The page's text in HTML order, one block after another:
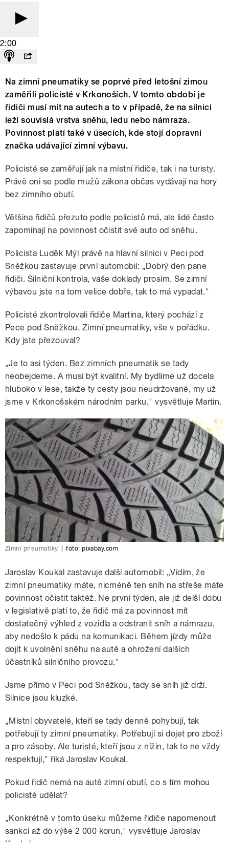
2:00
Na zimní pneumatiky se poprvé před letošní zimou
zaměřili policisté v Krkonoších. V tomto období je
řidiči musí mít na autech a to v případě, že na silnici
leží souvislá vrstva sněhu, ledu nebo námraza.
Povinnost platí také v úsecích, kde stojí dopravní
značka udávající zimní výbavu.
Policisté se zaměřují jak na místní řidiče, tak i na turisty.
Právě oni se podle mužů zákona občas vydávají na hory
bez zimního obutí.
Většina řidičů přezuto podle policistů má, ale lidé často
zapomínají na povinnost očistit své auto od sněhu.
Policista Luděk Mýl právě na hlavní silnici v Peci pod
Sněžkou zastavuje první automobil: „Dobrý den pane
řidiči. Silniční kontrola, vaše doklady prosím. Se zimní
výbavou jste na tom velice dobře, tak to má vypadat."
Policisté zkontrolovali řidiče Martina, který pochází z
Pece pod Sněžkou. Zimní pneumatiky, vše v pořádku.
Kdy jste přezouval?
„Je to asi týden. Bez zimních pneumatik se tady
neobejdeme. A musí být kvalitní. My bydlíme už docela
hluboko v lese, takže ty cesty jsou neudržované, my už
jsme v Krkonošském národním parku," vysvětluje Martin.
Zimní pneumatiky foto: pixabay.com
Jaroslav Koukal zastavuje další automobil: „Vidím, že
zimní pneumatiky máte, nicméně ten sníh na střeše máte
povinnost očistit taktéž. Ne první týden, ale již delší dobu
v legislativě platí to, že řidič má za povinnost mít
dostatečný výhled z vozidla a odstranit sníh a námrazu,
aby nedošlo k pádu na komunikaci. Během jízdy může
dojít k uvolnění sněhu na autě a ohrožení dalších
účastníků silničního provozu."
Jsme přímo v Peci pod Sněžkou, tady se sníh již drží.
Silnice jsou kluzké.
„Místní obyvatelé, kteří se tady denně pohybují, tak
potřebují ty zimní pneumatiky. Potřebují si dojet pro zboží
a pro zásoby. Ale turisté, kteří jsou z nížin, tak to ne vždy
respektují," říká Jaroslav Koukal.
Pokud řidič nemá na autě zimní obutí, co s tím mohou
policisté udělat?
„Konkrétně v tomto úseku můžeme řidiče napomenout
sankcí až do výše 2 000 korun," vysvětluje Jaroslav